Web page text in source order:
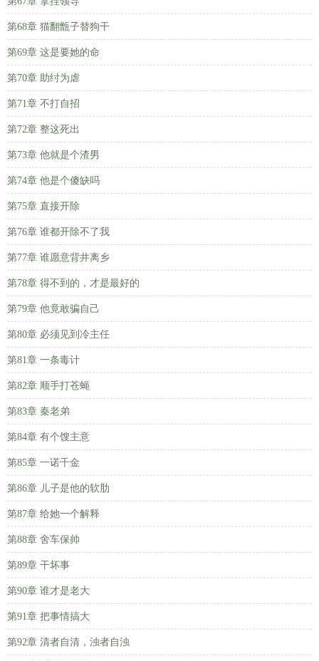
第68章 猫翻甑子替狗干
第69章 这是要她的命
第70章 助纣为虐
第71章 不打自招
第72章 整这死出
第73章 他就是个渣男
第74章 他是个傻缺吗
第75章 直接开除
第76章 谁都开除不了我
第77章 谁愿意背井离乡
第78章 得不到的，才是最好的
第79章 他竟敢骗自己
第80章 必须见到冷主任
第81章 一条毒计
第82章 顺手打苍蝇
第83章 秦老弟
第84章 有个馊主意
第85章 一诺千金
第86章 儿子是他的软肋
第87章 给她一个解释
第88章 舍车保帅
第89章 干坏事
第90章 谁才是老大
第91章 把事情搞大
第92章 清者自清，浊者自浊